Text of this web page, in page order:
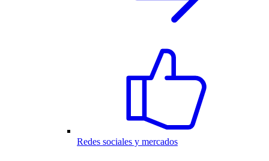
Redes sociales y mercados